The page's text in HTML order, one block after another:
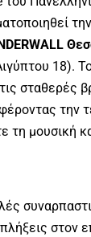
18).
σταθερές
την
τη μουσική
στον